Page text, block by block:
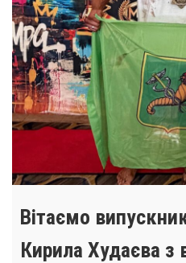
Вітаємо
Кирила Худаєва з